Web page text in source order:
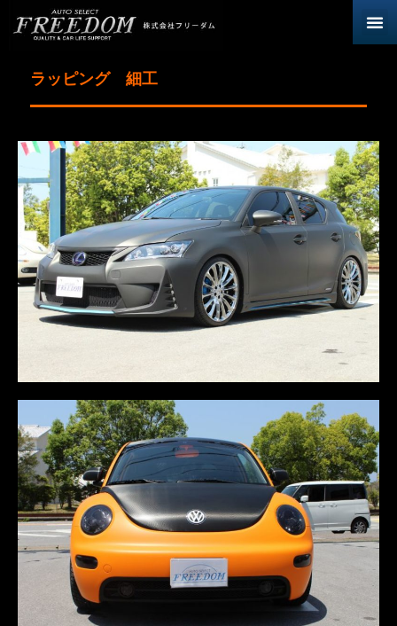
ラッピング 細工